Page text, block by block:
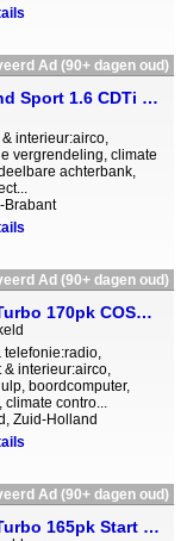
Ad (90+ dagen oud)
Opel Insignia Grand Sport 1.6 CDTi 136pk Aut. HeadUp dis. full map Navi OPC LINE!!
interieur:airco,
vergrendeling, climate
achterbank,
Brabant
Ad (90+ dagen oud)
Opel Insignia 1.6 Turbo 170pk COSMO ACTIEKORTING !!
telefonie:radio,
& interieur:airco,
boordcomputer,
contro...
Zuid-Holland
Ad (90+ dagen oud)
Opel Insignia 1.5 Turbo 165pk Start Stop Innovation